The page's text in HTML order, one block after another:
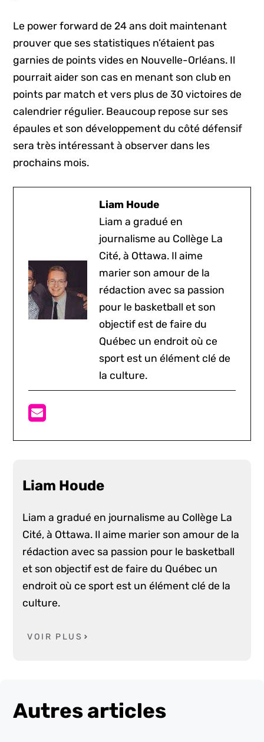
Le power forward de 24 ans doit maintenant
prouver que ses statistiques n’étaient pas
garnies de points vides en Nouvelle-Orléans. Il
pourrait aider son cas en menant son club en
points par match et vers plus de 30 victoires de
calendrier régulier. Beaucoup repose sur ses
épaules et son développement du côté défensif
sera très intéressant à observer dans les
prochains mois.
Liam Houde
Liam a gradué en
journalisme au Collège La
Cité, à Ottawa. Il aime
marier son amour de la
rédaction avec sa passion
pour le basketball et son
objectif est de faire du
Québec un endroit où ce
sport est un élément clé de
la culture.
Liam Houde
Liam a gradué en journalisme au Collège La
Cité, à Ottawa. Il aime marier son amour de la
rédaction avec sa passion pour le basketball
et son objectif est de faire du Québec un
endroit où ce sport est un élément clé de la
culture.
VOIR PLUS
Autres articles